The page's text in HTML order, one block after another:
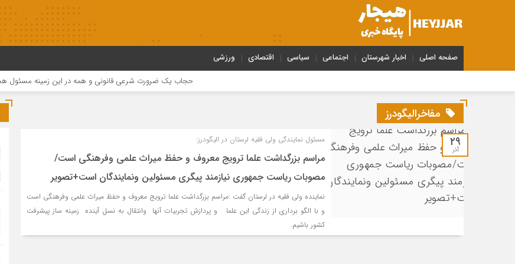
صفحه اصلی اخبار شهرستان اجتماعی سیاسی اقتصادی ورزشی
حجاب یک ضرورت شرعی قانونی و همه در این زمینه مسئول هستند
مفاخرالیگودرز
۲۹
آذر
مسئول نمایندگی ولی فقیه لرستان در الیگودرز:
مراسم بزرگداشت علما ترویج معروف و حفظ میراث علمی وفرهنگی است/
مصوبات ریاست جمهوری نیازمند پیگری مسئولین ونمایندگان است+تصویر
نماینده ولی فقیه در لرستان گفت :مراسم بزرگداشت علما ترویج معروف و حفظ میراث علمی وفرهنگی است
و با الگو برداری از زندگی این علما و پردازش تجربیات آنها وانتقال به نسل آینده زمینه ساز پیشرفت
کشور باشیم.